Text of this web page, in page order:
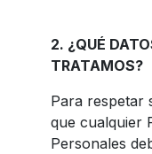
2. ¿QUÉ
TRATAMOS?
Para respetar
que cualquier
Personales